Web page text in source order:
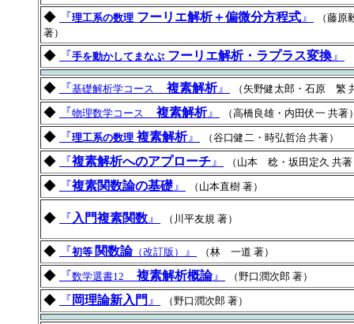
◆ 『理工系の数理 フーリエ解析＋偏微分方程式 』
（藤
著）
◆ 『手を動かしてまなぶ フーリエ解析・ラプラス変換 』
◆ 『基礎解析学コース 複素解析』 （矢野健太郎・石原 繁
◆ 『物理数学コース 複素解析』 （高橋良雄・内田伏一 共著
◆ 『理工系の数理 複素解析』 （谷口健二・時弘哲治 共著）
◆ 『複素解析へのアプローチ 』 （山本 稔・坂田定久 共
◆ 『複素関数論の基礎 』 （山本直樹 著）
◆ 『 入門複素関数 』 （川平友規 著）
◆ 『初等 関数論（改訂版） 』 （林 一道 著）
◆ 『数学選書12 複素解析概論』 （野口潤次郎 著）
◆ 『 岡理論新入門 』 （野口潤次郎 著）